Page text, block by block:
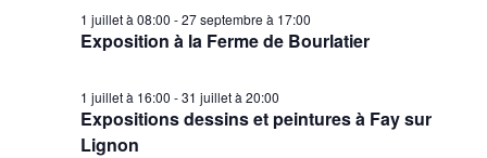
Exposition à la Ferme de Bourlatier
1 juillet à 08:00 -27 septembre à 17:00
Expositions dessins et peintures à Fay sur
Lignon
1 juillet à 16:00 -31 juillet à 20:00